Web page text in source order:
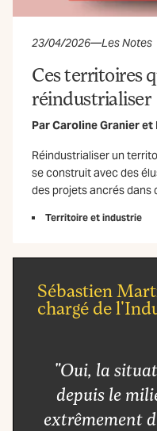
23/04/2026—Les Notes
Ces territoires
réindustrialiser
ParCaroline Granieret
Réindustrialiser un
se construit avec des
des projets ancrés dans
Territoire et industrie
Sébastien
chargé de
"Oui, la
depuis le
extrêmement